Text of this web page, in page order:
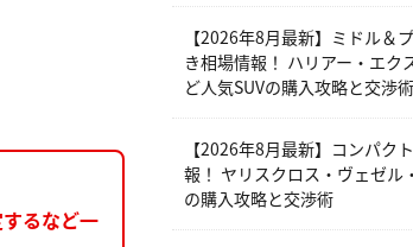
るなど一
【2026年8月最新】ミドル＆
き相場情報！ ハリアー・エク
ど人気SUVの購入攻略と交渉術
【2026年8月最新】コンパク
報！ ヤリスクロス・ヴェゼル
の購入攻略と交渉術